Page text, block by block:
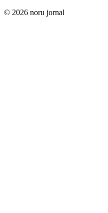
© 2026 noru jornal